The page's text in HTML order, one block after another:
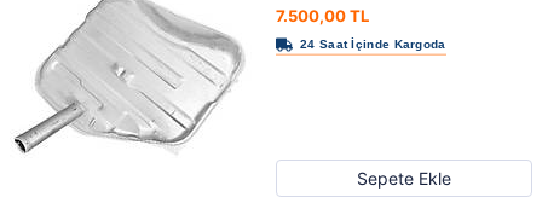
7.500,00 TL
Sepete Ekle